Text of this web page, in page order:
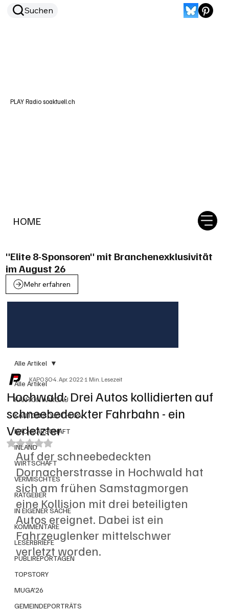
HOME
Suchen
PLAY Radio soaktuell.ch
"Elite 8-Sponsoren" mit Branchenexklusivität
im August 26
Mehr erfahren
Alle Artikel
KANTON AARGAU
KANTON SOLOTHURN
NACHBARSCHAFT
INLAND
WIRTSCHAFT
VERMISCHTES
RATGEBER
IN EIGENER SACHE
KOMMENTARE
LESERBRIEFE
PUBLIREPORTAGEN
TOPSTORY
MUGA'26
GEMEINDEPORTRÄTS
Alle Artikel
Hochwald: Drei Autos kollidierten auf
schneebedeckter Fahrbahn - ein
Verletzter
KAPO SO4. Apr. 20221 Min. Lesezeit
Mit NaN von 5 Sternen bewertet.
Auf der schneebedeckten
Dornacherstrasse in Hochwald hat
sich am frühen Samstagmorgen
eine Kollision mit drei beteiligten
Autos ereignet. Dabei ist ein
Fahrzeuglenker mittelschwer
verletzt worden.